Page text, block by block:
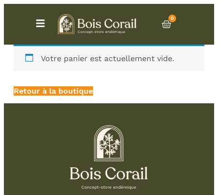
0
Votre panier est actuellement vide.
Retour à la boutique